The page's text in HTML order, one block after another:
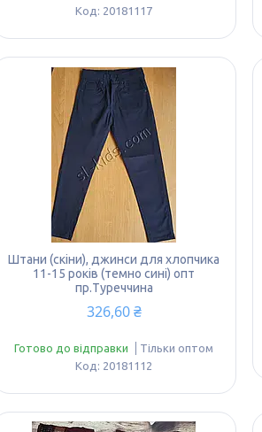
20181117
Штани (скіни), джинси для хлопчика
11-15 років (темно сині) опт
пр.Туреччина
326,60 ₴
Готово до відправки
Тільки оптом
20181112